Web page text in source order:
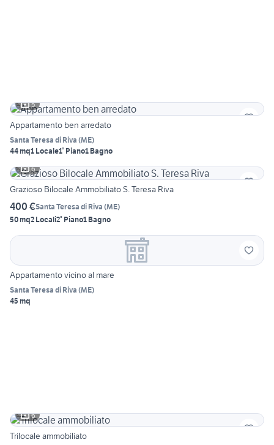
5
Appartamento ben arredato
Santa Teresa di Riva (ME)
44 mq1 Locale1° Piano1 Bagno
6
Grazioso Bilocale Ammobiliato S. Teresa Riva
400 €Santa Teresa di Riva (ME)
50 mq2 Locali2° Piano1 Bagno
Appartamento vicino al mare
Santa Teresa di Riva (ME)
45 mq
6
Trilocale ammobiliato